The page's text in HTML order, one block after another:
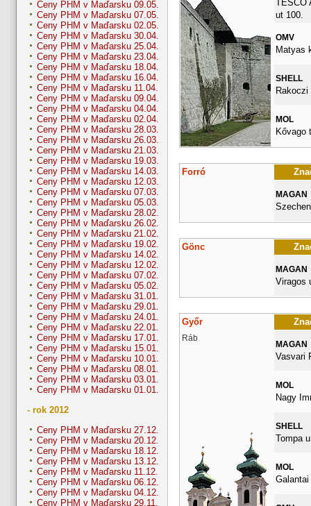
Ceny PHM v Maďarsku 09.05.
Ceny PHM v Maďarsku 07.05.
Ceny PHM v Maďarsku 02.05.
Ceny PHM v Maďarsku 30.04.
Ceny PHM v Maďarsku 25.04.
Ceny PHM v Maďarsku 23.04.
Ceny PHM v Maďarsku 18.04.
Ceny PHM v Maďarsku 16.04.
Ceny PHM v Maďarsku 11.04.
Ceny PHM v Maďarsku 09.04.
Ceny PHM v Maďarsku 04.04.
Ceny PHM v Maďarsku 02.04.
Ceny PHM v Maďarsku 28.03.
Ceny PHM v Maďarsku 26.03.
Ceny PHM v Maďarsku 21.03.
Ceny PHM v Maďarsku 19.03.
Ceny PHM v Maďarsku 14.03.
Ceny PHM v Maďarsku 12.03.
Ceny PHM v Maďarsku 07.03.
Ceny PHM v Maďarsku 05.03.
Ceny PHM v Maďarsku 28.02.
Ceny PHM v Maďarsku 26.02.
Ceny PHM v Maďarsku 21.02.
Ceny PHM v Maďarsku 19.02.
Ceny PHM v Maďarsku 14.02.
Ceny PHM v Maďarsku 12.02.
Ceny PHM v Maďarsku 07.02.
Ceny PHM v Maďarsku 05.02.
Ceny PHM v Maďarsku 31.01.
Ceny PHM v Maďarsku 29.01.
Ceny PHM v Maďarsku 24.01.
Ceny PHM v Maďarsku 22.01.
Ceny PHM v Maďarsku 17.01.
Ceny PHM v Maďarsku 15.01.
Ceny PHM v Maďarsku 10.01.
Ceny PHM v Maďarsku 08.01.
Ceny PHM v Maďarsku 03.01.
Ceny PHM v Maďarsku 01.01.
- rok 2012
Ceny PHM v Maďarsku 27.12.
Ceny PHM v Maďarsku 20.12.
Ceny PHM v Maďarsku 18.12.
Ceny PHM v Maďarsku 13.12.
Ceny PHM v Maďarsku 11.12.
Ceny PHM v Maďarsku 06.12.
Ceny PHM v Maďarsku 04.12.
Ceny PHM v Maďarsku 29.11.
TESCO
ut 100.
OMV
Matyas
SHELL
Rakoczi
MOL
Kővago
Forró
MAGAN
Gönc
MAGAN
Viragos
Győr
Ráb
MAGAN
Vasvari
MOL
Nagy
SHELL
Tompa
MOL
Galantai